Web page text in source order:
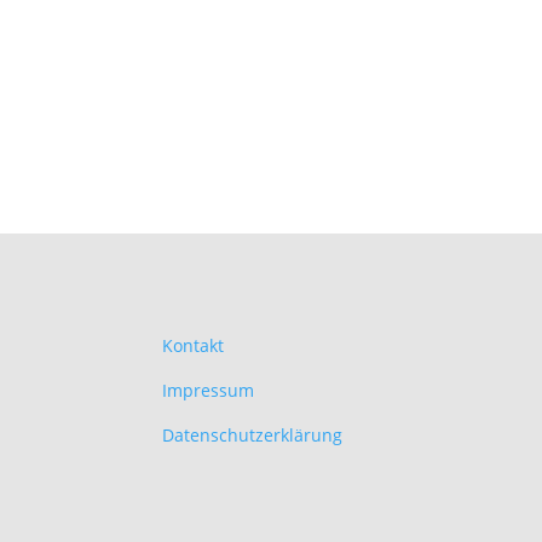
Kontakt
Impressum
Datenschutzerklärung